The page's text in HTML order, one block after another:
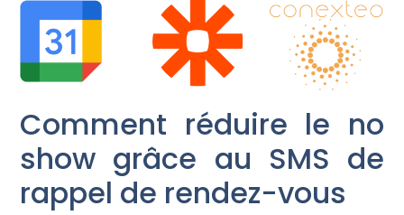
Comment réduire le no
show grâce au SMS de
rappel de rendez-vous